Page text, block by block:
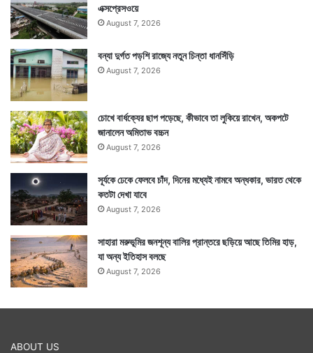
এক্সপ্রেসওয়ে
August 7, 2026
বন্যা দুর্গত পড়শি রাজ্যে নতুন চিন্তা ধানসিঁড়ি
August 7, 2026
চোখে বার্ধক্যের ছাপ পড়েছে, কীভাবে তা লুকিয়ে রাখেন, অকপটে
জানালেন অমিতাভ বচ্চন
August 7, 2026
সূর্যকে ঢেকে ফেলবে চাঁদ, দিনের মধ্যেই নামবে অন্ধকার, ভারত থেকে
কতটা দেখা যাবে
August 7, 2026
সাহারা মরুভূমির জনশূন্য বালির প্রান্তরে ছড়িয়ে আছে তিমির হাড়,
যা অন্য ইতিহাস বলছে
August 7, 2026
ABOUT US